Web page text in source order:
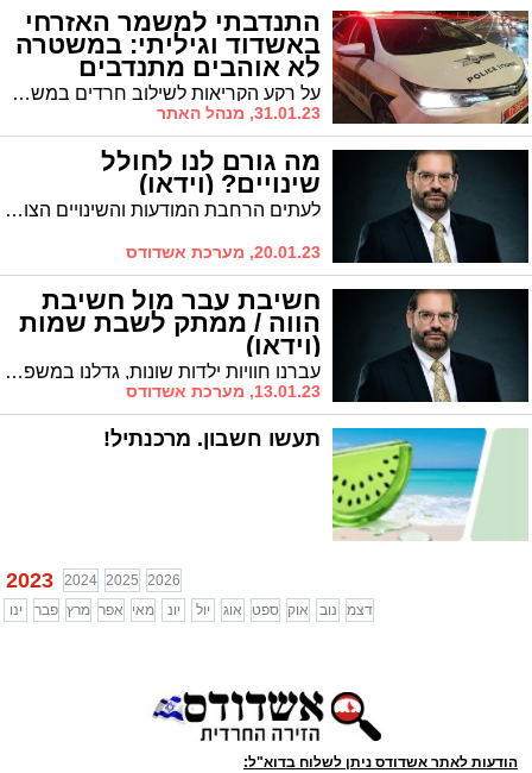
התנדבתי למשמר האזרחי
באשדוד וגיליתי: במשטרה
לא אוהבים מתנדבים
חרדים / טור על רקע הקריאות לשילוב חרדים במשמר האזרחי, נזכר ד' כ', תושב רובע ג', בתקופת 'שירותו' הקצרצרה כמתנדב משא"ז באשדוד, והוא משוכנע: במשטרה ממש לא ששים לקלוט מתנדבים חרדים
31.01.23, מנהל האתר
מה גורם לנו לחולל
שינויים? (וידאו)
לעתים הרחבת המודעות והשינויים הצומחים מתוכה חוסכת מאיתנו מסלול מפרך יותר של שינוי * ממתק לשבת וארא מאת הרב אביחי כהן
20.01.23, מערכת אשדודס
חשיבת עבר מול חשיבת
הווה / ממתק לשבת שמות
(וידאו)
עברנו חוויות ילדות שונות, גדלנו במשפחה מסוימת ובאקלים חברתי שהביא אותנו לאמץ קשת התנהגויות שהתקבעו באופיינו, עד כמה העבר הזה קובע את עתידנו או שאנחנו יכולים להתנהל אחרת? * "אהיה אשר אהיה" אומר הקב"ה למשה, ובזה מורה על קוו החשיבה בבסיס החירות והגאולה הכללית והפרטית
13.01.23, מערכת אשדודס
תעשו חשבון. מרכנתיל!
2023 2024 2025 2026
ינו
פבר מרץ אפר מאי יונ יול אוג ספט אוק נוב דצמ
הודעות לאתר אשדודס ניתן לשלוח בדוא"ל: